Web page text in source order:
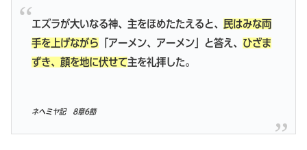
エズラが大いなる神、主をほめたたえると、
民はみな両
手を上げながら 「アーメン、アーメン」と答え、 ひざま
ずき、顔を地に伏せて主を礼拝した。
ネヘミヤ記 8章6節